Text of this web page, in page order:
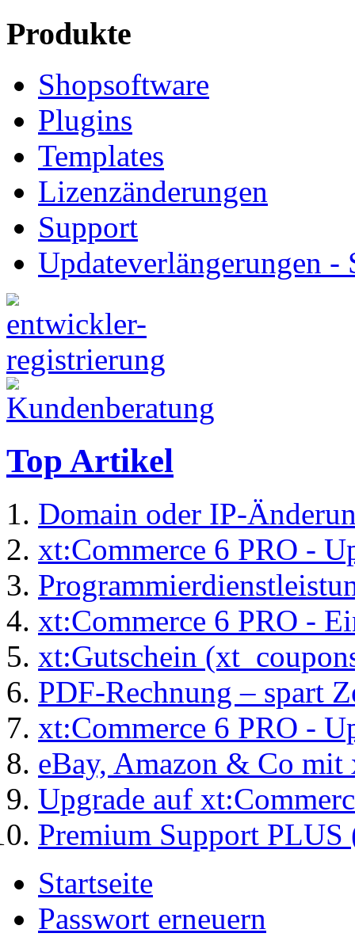
Produkte
Shopsoftware
Plugins
Templates
Lizenzänderungen
Support
Updateverlängerungen -
Top Artikel
Domain oder IP-
xt:Commerce 6 PRO -
xt:Commerce 6 PRO -
xt:Gutschein
PDF-Rechnung – spart
xt:Commerce 6 PRO -
eBay, Amazon & Co
Upgrade auf
Premium Support
Startseite
Passwort erneuern